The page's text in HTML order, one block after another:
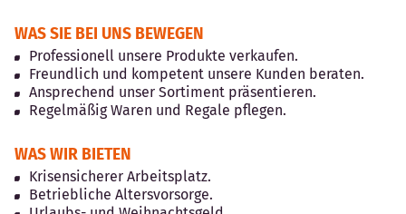
WAS SIE BEI UNS BEWEGEN
Professionell unsere Produkte verkaufen.
Freundlich und kompetent unsere Kunden beraten.
Ansprechend unser Sortiment präsentieren.
Regelmäßig Waren und Regale pflegen.
WAS WIR BIETEN
Krisensicherer Arbeitsplatz.
Betriebliche Altersvorsorge.